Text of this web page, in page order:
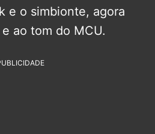
e o simbionte, agora
ao tom do MCU.